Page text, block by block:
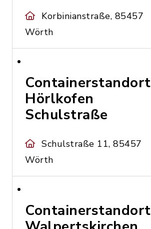
Korbinianstraße, 85457
Wörth
Containerstandort
Hörlkofen
Schulstraße
Schulstraße 11, 85457
Wörth
Containerstandort